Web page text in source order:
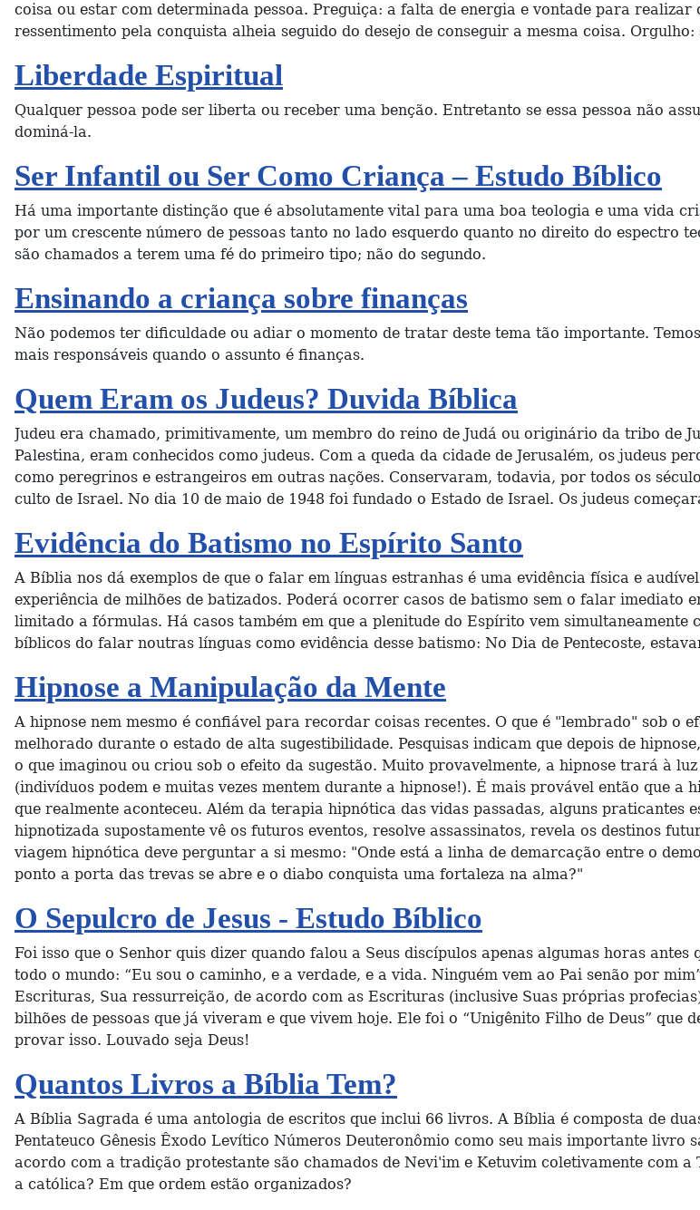
coisa ou estar com determinada pessoa. Preguiça: a falta de energia e vontade para
ressentimento pela conquista alheia seguido do desejo de conseguir a mesma coisa.
Liberdade Espiritual
Qualquer pessoa pode ser liberta ou receber uma benção. Entretanto se essa pessoa não
dominá-la.
Ser Infantil ou Ser Como Criança – Estudo Bíblico
Há uma importante distinção que é absolutamente vital para uma boa teologia e uma vida
por um crescente número de pessoas tanto no lado esquerdo quanto no direito do espectro
são chamados a terem uma fé do primeiro tipo; não do segundo.
Ensinando a criança sobre finanças
Não podemos ter dificuldade ou adiar o momento de tratar deste tema tão importante.
mais responsáveis quando o assunto é finanças.
Quem Eram os Judeus? Duvida Bíblica
Judeu era chamado, primitivamente, um membro do reino de Judá ou originário da tribo de
Palestina, eram conhecidos como judeus. Com a queda da cidade de Jerusalém, os judeus
como peregrinos e estrangeiros em outras nações. Conservaram, todavia, por todos os
culto de Israel. No dia 10 de maio de 1948 foi fundado o Estado de Israel. Os judeus
Evidência do Batismo no Espírito Santo
A Bíblia nos dá exemplos de que o falar em línguas estranhas é uma evidência física e
experiência de milhões de batizados. Poderá ocorrer casos de batismo sem o falar imediato
limitado a fórmulas. Há casos também em que a plenitude do Espírito vem simultaneamente
bíblicos do falar noutras línguas como evidência desse batismo: No Dia de Pentecoste,
Hipnose a Manipulação da Mente
A hipnose nem mesmo é confiável para recordar coisas recentes. O que é "lembrado" sob o
melhorado durante o estado de alta sugestibilidade. Pesquisas indicam que depois de
o que imaginou ou criou sob o efeito da sugestão. Muito provavelmente, a hipnose trará à
(indivíduos podem e muitas vezes mentem durante a hipnose!). É mais provável então que
que realmente aconteceu. Além da terapia hipnótica das vidas passadas, alguns
hipnotizada supostamente vê os futuros eventos, resolve assassinatos, revela os destinos
viagem hipnótica deve perguntar a si mesmo: "Onde está a linha de demarcação entre o
ponto a porta das trevas se abre e o diabo conquista uma fortaleza na alma?"
O Sepulcro de Jesus - Estudo Bíblico
Foi isso que o Senhor quis dizer quando falou a Seus discípulos apenas algumas horas
todo o mundo: “Eu sou o caminho, e a verdade, e a vida. Ninguém vem ao Pai senão por
Escrituras, Sua ressurreição, de acordo com as Escrituras (inclusive Suas próprias
bilhões de pessoas que já viveram e que vivem hoje. Ele foi o “Unigênito Filho de Deus” que
provar isso. Louvado seja Deus!
Quantos Livros a Bíblia Tem?
A Bíblia Sagrada é uma antologia de escritos que inclui 66 livros. A Bíblia é composta de
Pentateuco Gênesis Êxodo Levítico Números Deuteronômio como seu mais importante livro
acordo com a tradição protestante são chamados de Nevi'im e Ketuvim coletivamente com
a católica? Em que ordem estão organizados?